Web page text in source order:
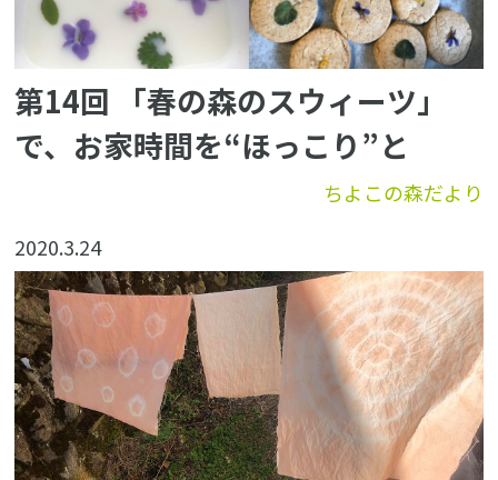
ちよこの森だより
第14回 「春の森のスウィーツ」
で、お家時間を“ほっこり”と
2020.3.24